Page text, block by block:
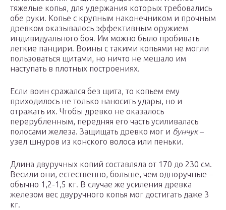
тяжелые копья, для удержания которых требовались
обе руки. Копье с крупным наконечником и прочным
древком оказывалось эффективным оружием
индивидуального боя. Им можно было пробивать
легкие панцири. Воины с такими копьями не могли
пользоваться щитами, но ничто не мешало им
наступать в плотных построениях.
Если воин сражался без щита, то копьем ему
приходилось не только наносить удары, но и
отражать их. Чтобы древко не оказалось
перерубленным, передняя его часть усиливалась
полосами железа. Защищать древко мог и бунчук–
узел шнуров из конского волоса или пеньки.
Длина двуручных копий составляла от 170 до 230 см.
Весили они, естественно, больше, чем одноручные –
обычно 1,2-1,5 кг. В случае же усиления древка
железом вес двуручного копья мог достигать даже 3
кг.